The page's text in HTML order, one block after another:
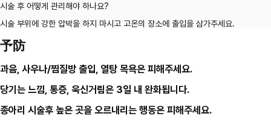
시술 후 어떻게 관리해야 하나요?
시술 부위에 강한 압박을 하지 마시고 고온의 장소에 출입을 삼가주세요.
予防
과음, 사우나/찜질방 출입, 열탕 목욕은 피해주세요.
당기는 느낌, 통증, 욱신거림은 3일 내 완화됩니다.
종아리 시술후 높은 곳을 오르내리는 행동은 피해주세요.